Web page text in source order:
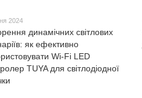
2024
динамічних світлових
як ефективно
Wi-Fi LED
TUYA для світлодіодної